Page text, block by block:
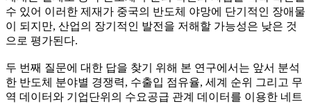
수 있어 이러한 제재가 중국의 반도체 야망에 단기적인 장애물
이 되지만, 산업의 장기적인 발전을 저해할 가능성은 낮은 것
으로 평가된다.
두 번째 질문에 대한 답을 찾기 위해 본 연구에서는 앞서 분석
한 반도체 분야별 경쟁력, 수출입 점유율, 세계 순위 그리고 무
역 데이터와 기업단위의 수요공급 관계 데이터를 이용한 네트